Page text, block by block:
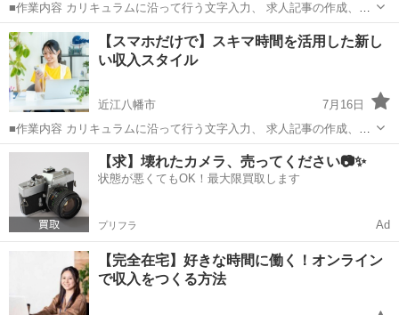
■作業内容 カリキュラムに沿って行う文字入力、 求人記事の作成、お
問い合わせ対応、 SNS運営などを担当していただきます。 ・未経験の
方でも安心して始められます ・作業量に応じて報 酬アップが見込めま
す ...
滋賀 草津市 キャンペーン ペース
【スマホだけで】スキマ時間を活用した新し
い収入スタイル
近江八幡市
7月16日
■作業内容 カリキュラムに沿って行う文字入力、 求人記事の作成、お
問い合わせ対応、 SNS運営などを担当していただきます。 ・未経験の
方でも安心して始められます ・作業量に応じて報 酬アップが見込めま
す ...
滋賀 近江八幡市 キャンペーン
【求】壊れたカメラ、売ってください📷✨
状態が悪くてもOK！最大限買取します
プリフラ Ad
【完全在宅】好きな時間に働く！オンライン
で収入をつくる方法